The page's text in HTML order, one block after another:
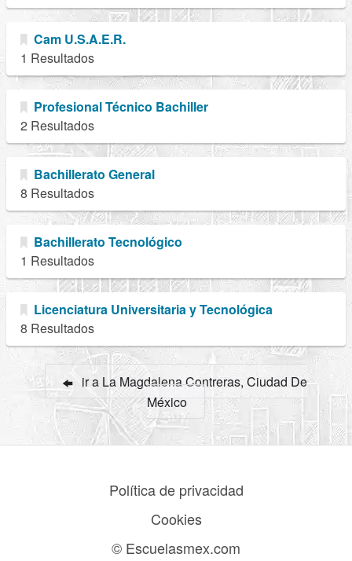
Cam U.S.A.E.R.
1 Resultados
Profesional Técnico Bachiller
2 Resultados
Bachillerato General
8 Resultados
Bachillerato Tecnológico
1 Resultados
Licenciatura Universitaria y Tecnológica
8 Resultados
ir a La Magdalena Contreras, Ciudad De
México
Política de privacidad
Cookies
© Escuelasmex.com